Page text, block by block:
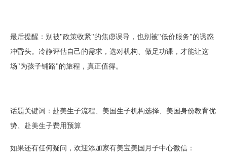
最后提醒：别被"政策收紧"的焦虑误导，也别被"低价服务"的诱惑
冲昏头。冷静评估自己的需求，选对机构、做足功课，才能让这
场"为孩子铺路"的旅程，真正值得。
话题关键词：赴美生子流程、美国生子机构选择、美国身份教育优
势、赴美生子费用预算
如果还有任何疑问，欢迎添加家有美宝美国月子中心微信：